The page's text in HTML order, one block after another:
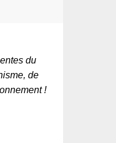
du
de
!